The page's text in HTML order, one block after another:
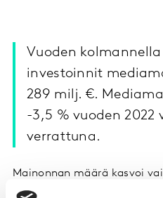
Vuoden
investoinnit
289 milj. €.
-3,5 % vuoden
verrattuna.
Mainonnan määrä kasvoi
kymmenesosan